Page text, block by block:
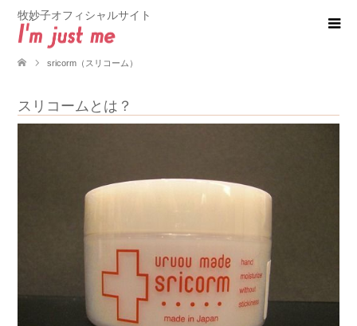
牧妙子オフィシャルサイト
sricorm（スリコーム）
スリコームとは？